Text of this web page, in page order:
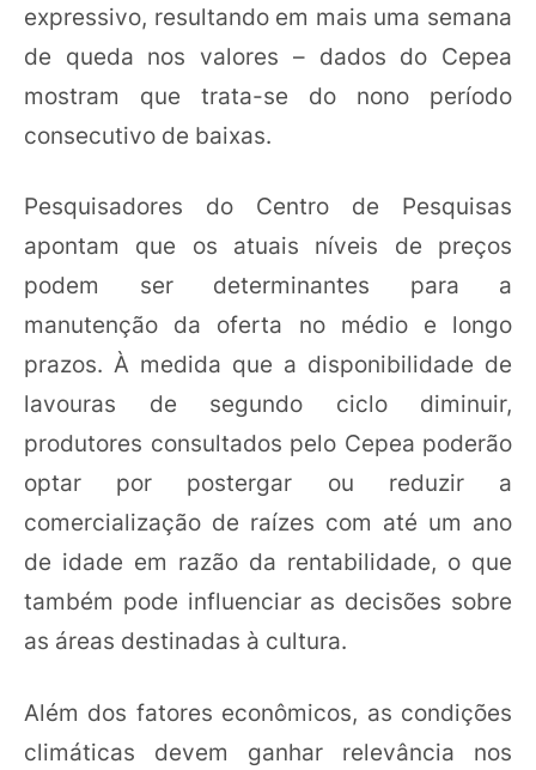
expressivo, resultando em mais uma semana
de queda nos valores – dados do Cepea
mostram que trata-se do nono período
consecutivo de baixas.
Pesquisadores do Centro de Pesquisas
apontam que os atuais níveis de preços
podem ser determinantes para a
manutenção da oferta no médio e longo
prazos. À medida que a disponibilidade de
lavouras de segundo ciclo diminuir,
produtores consultados pelo Cepea poderão
optar por postergar ou reduzir a
comercialização de raízes com até um ano
de idade em razão da rentabilidade, o que
também pode influenciar as decisões sobre
as áreas destinadas à cultura.
Além dos fatores econômicos, as condições
climáticas devem ganhar relevância nos